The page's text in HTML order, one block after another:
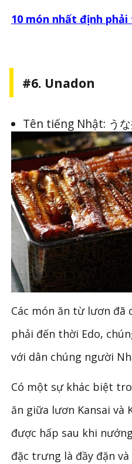
10 món nhất định
#6. Unadon
Tên tiếng Nhật: う
Các món ăn từ lươn
phải đến thời Edo,
với dân chúng người
Có một sự khác biệt
ăn giữa lươn Kansai và
được hấp sau khi
đặc trưng là đầy đặn